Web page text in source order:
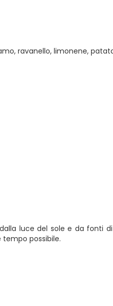
ravanello, limonene,
luce del sole e da fonti
possibile.